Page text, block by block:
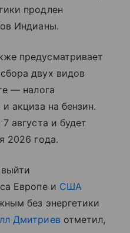
продлен
Индианы.
предусматривает
двух видов
— налога
акциза на бензин.
августа и будет
2026 года.
Европе и США
без энергетики
Дмитриев отметил,